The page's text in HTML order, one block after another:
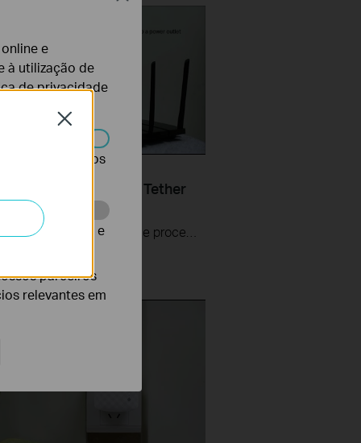
RE200 & RE220 via Tether
The videos will walk you through the process for setting up a TP-Link Range Extender.
Close
e
à utilização de
de privacidade
desativados nos
para melhorar e
parceiros
relevantes em